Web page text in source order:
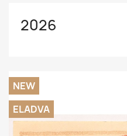
2026
NEW
ELADVA